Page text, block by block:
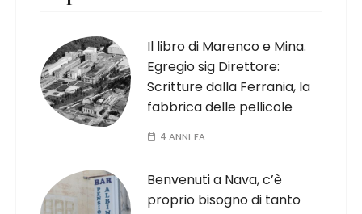
Il libro di Marenco e Mina.
Egregio sig Direttore:
Scritture dalla Ferrania, la
fabbrica delle pellicole
4 ANNI FA
Benvenuti a Nava, c’è
proprio bisogno di tanto